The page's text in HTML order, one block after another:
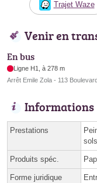
Trajet Waze
Venir en
En bus
Ligne H1, à 278 m
Arrêt Emile Zola - 113
Informations
Prestations
Produits spéc.
Forme juridique